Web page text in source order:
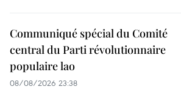
Communiqué spécial du Comité
central du Parti révolutionnaire
populaire lao
08/08/2026 23:38